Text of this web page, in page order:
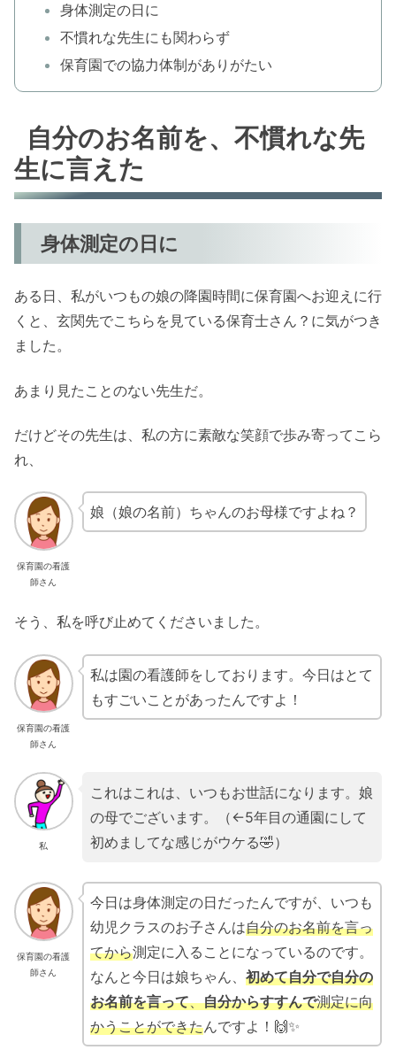
身体測定の日に
不慣れな先生にも関わらず
保育園での協力体制がありがたい
自分のお名前を、不慣れな先
生に言えた
身体測定の日に
ある日、私がいつもの娘の降園時間に保育園へお迎えに行
くと、玄関先でこちらを見ている保育士さん？に気がつき
ました。
あまり見たことのない先生だ。
だけどその先生は、私の方に素敵な笑顔で歩み寄ってこら
れ、
保育園の看護
師さん
娘（娘の名前）ちゃんのお母様ですよね？
そう、私を呼び止めてくださいました。
保育園の看護
師さん
私は園の看護師をしております。今日はとて
もすごいことがあったんですよ！
私
これはこれは、いつもお世話になります。娘
の母でございます。（←5年目の通園にして
初めましてな感じがウケる🤣）
保育園の看護
師さん
今日は身体測定の日だったんですが、いつも
幼児クラスのお子さんは自分のお名前を言っ
てから測定に入ることになっているのです。
なんと今日は娘ちゃん、 初めて自分で自分の
お名前を言って、自分からすすんで測定に向
かうことができたんですよ！🙌✨